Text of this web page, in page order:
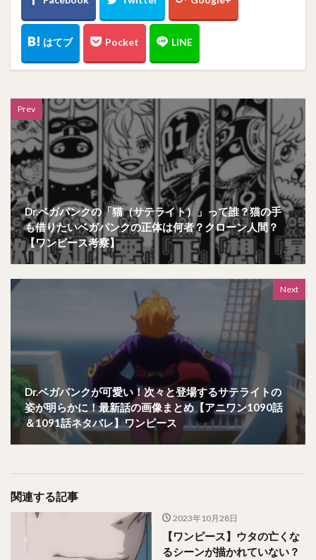
Prev
Dr.ベガパンクの「猫（サテライト）」って誰？猫の手
も借りたいベガパンクの正体は何者？クローン人間？
【ワンピース考察】
Next
Dr.ベガパンクが可愛い！次々と登場するサテライトの
姿が明らかに！最新話の画像まとめ【アニワン1090話
＆1091話ネタバレ】ワンピース
関連する記事
2023年10月28日
【ワンピース】ウタの亡くな
るシーンが描かれていない？